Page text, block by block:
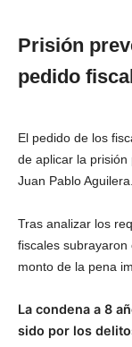
Prisión
pedido fiscal
El pedido de los
de aplicar la
Juan Pablo Aguilera.
Tras analizar los
fiscales
monto de la pena
La condena a 8
sido por los